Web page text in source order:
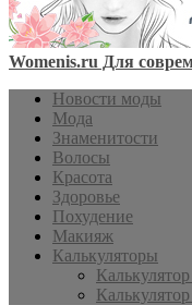
Womenis.ru Для
Новости моды
Мода
Знаменитости
Волосы
Красота
Здоровье
Похудение
Макияж
Калькуляторы